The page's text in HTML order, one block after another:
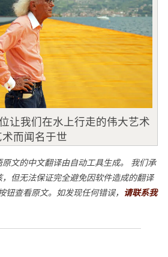
让我们在水上行走的伟大艺术
而闻名于世
文的中文翻译由自动工具生成。 我们承
但无法保证完全避免因软件造成的翻译
钮查看原文。如发现任何错误， 请联系我